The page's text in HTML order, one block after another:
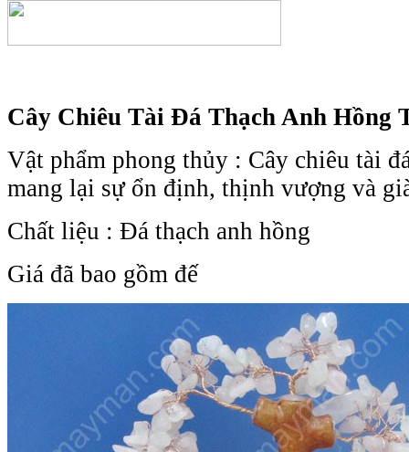
Cây Chiêu Tài Đá Thạch Anh Hồng
Vật phẩm phong thủy : Cây chiêu tài
mang lại sự ổn định, thịnh vượng và
Chất liệu : Đá thạch anh hồng
Giá đã bao gồm đế